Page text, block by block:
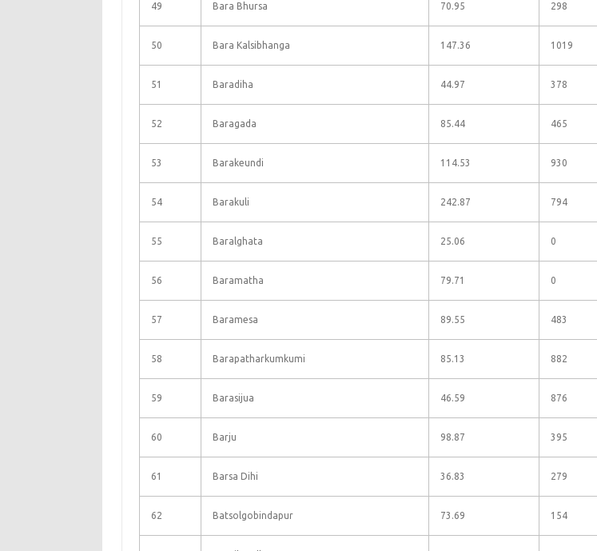
49 Bara Bhursa 70.95 298
50 Bara Kalsibhanga 147.36 1019
51 Baradiha 44.97 378
52 Baragada 85.44 465
53 Barakeundi 114.53 930
54 Barakuli 242.87 794
55 Baralghata 25.06 0
56 Baramatha 79.71 0
57 Baramesa 89.55 483
58 Barapatharkumkumi 85.13 882
59 Barasijua 46.59 876
60 Barju 98.87 395
61 Barsa Dihi 36.83 279
62 Batsolgobindapur 73.69 154